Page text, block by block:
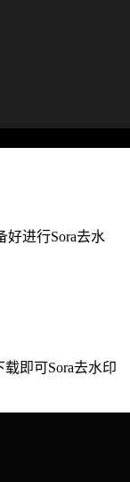
好进行Sora去水
即可Sora去水印